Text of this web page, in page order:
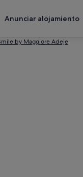
Anunciar alojamiento
by Maggiore Adeje